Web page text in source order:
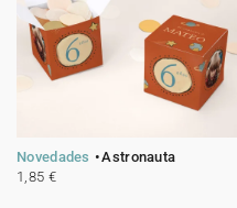
Novedades
Astronauta
1,85 €